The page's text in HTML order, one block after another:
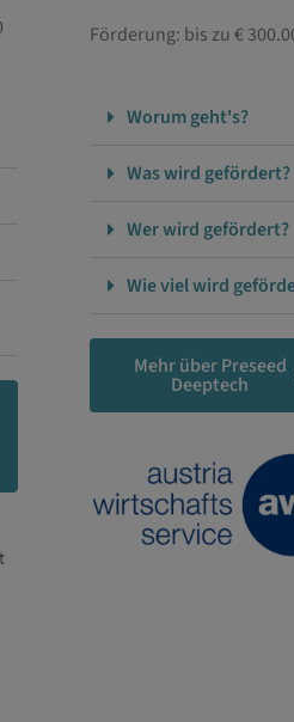
Förderung: bis zu €
Worum geht's?
Was wird gefördert?
Wer wird gefördert?
Wie viel wird
Mehr über Preseed
Deeptech